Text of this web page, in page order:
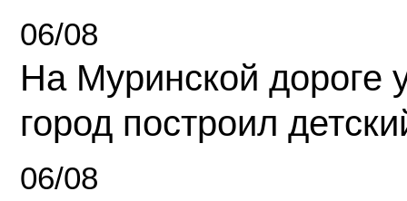
06/08
На Муринской дороге
город построил
06/08